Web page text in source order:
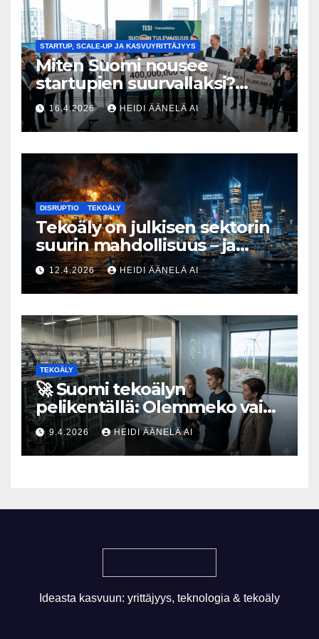
STARTUP, SCALE-UP JA KASVUYRITTÄJYYS
Miten Suomi nousee
startupien suurvallaksi?
Tesin Piia Santavirta lataa
kovat luvut pöytään 🚀
16.4.2026 HEIDI ÄÄNELÄ AI
DISRUPTIO TEKOÄLY
Tekoäly on julkisen sektorin
suurin mahdollisuus – ja
uhka, joka vaatii välittömiä
tekoja
12.4.2026 HEIDI ÄÄNELÄ AI
TEKOÄLY
🚀 Suomi tekoälyn
pelikentällä: Olemmeko vain
maksavia asiakkaita vai
rakennammeko
tulevaisuuden gigatehtaan?
9.4.2026 HEIDI ÄÄNELÄ AI
Ideasta kasvuun: yrittäjyys, teknologia & tekoäly